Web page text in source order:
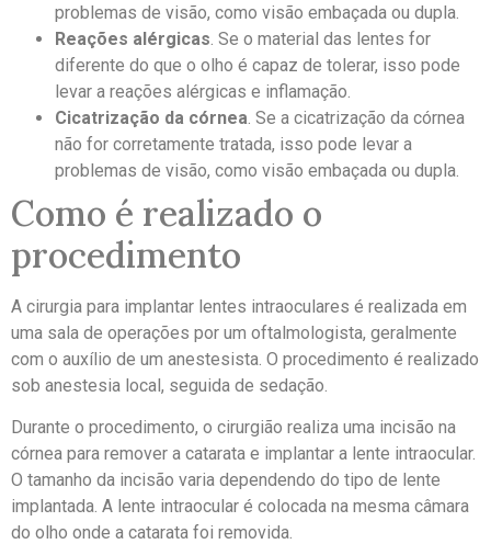
problemas de visão, como visão embaçada ou dupla.
Reações alérgicas. Se o material das lentes for
diferente do que o olho é capaz de tolerar, isso pode
levar a reações alérgicas e inflamação.
Cicatrização da córnea. Se a cicatrização da córnea
não for corretamente tratada, isso pode levar a
problemas de visão, como visão embaçada ou dupla.
Como é realizado o
procedimento
A cirurgia para implantar lentes intraoculares é realizada em
uma sala de operações por um oftalmologista, geralmente
com o auxílio de um anestesista. O procedimento é realizado
sob anestesia local, seguida de sedação.
Durante o procedimento, o cirurgião realiza uma incisão na
córnea para remover a catarata e implantar a lente intraocular.
O tamanho da incisão varia dependendo do tipo de lente
implantada. A lente intraocular é colocada na mesma câmara
do olho onde a catarata foi removida.